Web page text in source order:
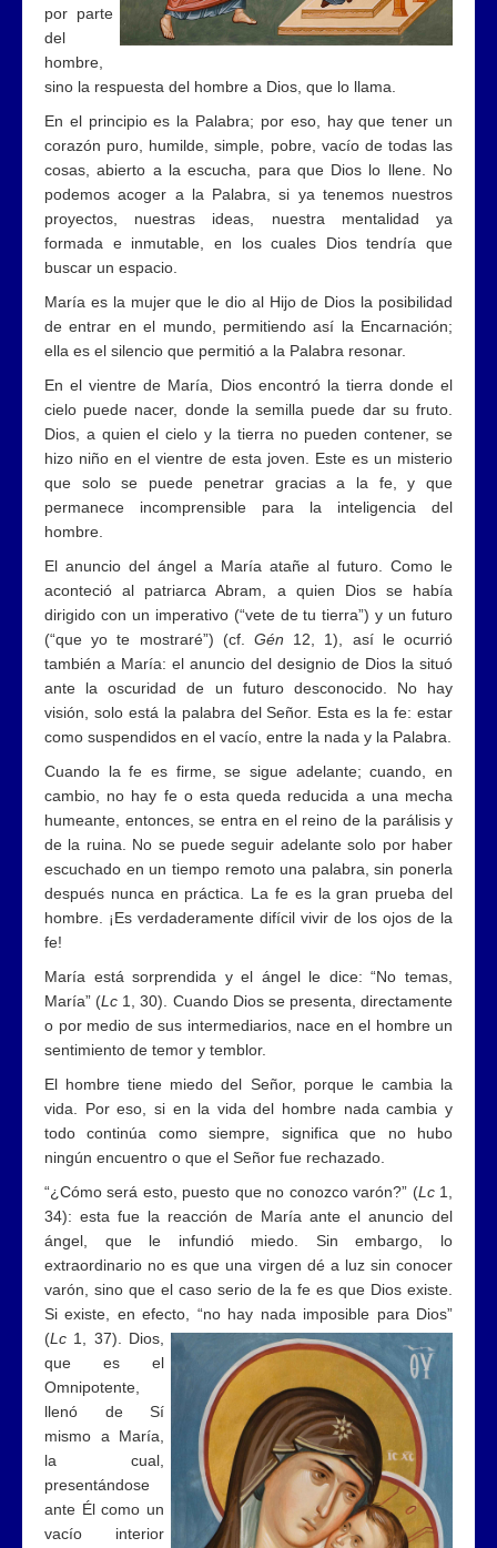
por parte
del
hombre,
sino la respuesta del hombre a Dios, que lo llama.
En el principio es la Palabra; por eso, hay que tener un
corazón puro, humilde, simple, pobre, vacío de todas las
cosas, abierto a la escucha, para que Dios lo llene. No
podemos acoger a la Palabra, si ya tenemos nuestros
proyectos, nuestras ideas, nuestra mentalidad ya
formada e inmutable, en los cuales Dios tendría que
buscar un espacio.
María es la mujer que le dio al Hijo de Dios la posibilidad
de entrar en el mundo, permitiendo así la Encarnación;
ella es el silencio que permitió a la Palabra resonar.
En el vientre de María, Dios encontró la tierra donde el
cielo puede nacer, donde la semilla puede dar su fruto.
Dios, a quien el cielo y la tierra no pueden contener, se
hizo niño en el vientre de esta joven. Este es un misterio
que solo se puede penetrar gracias a la fe, y que
permanece incomprensible para la inteligencia del
hombre.
El anuncio del ángel a María atañe al futuro. Como le
aconteció al patriarca Abram, a quien Dios se había
dirigido con un imperativo (“vete de tu tierra”) y un futuro
(“que yo te mostraré”) (cf. Gén 12, 1), así le ocurrió
también a María: el anuncio del designio de Dios la situó
ante la oscuridad de un futuro desconocido. No hay
visión, solo está la palabra del Señor. Esta es la fe: estar
como suspendidos en el vacío, entre la nada y la Palabra.
Cuando la fe es firme, se sigue adelante; cuando, en
cambio, no hay fe o esta queda reducida a una mecha
humeante, entonces, se entra en el reino de la parálisis y
de la ruina. No se puede seguir adelante solo por haber
escuchado en un tiempo remoto una palabra, sin ponerla
después nunca en práctica. La fe es la gran prueba del
hombre. ¡Es verdaderamente difícil vivir de los ojos de la
fe!
María está sorprendida y el ángel le dice: “No temas,
María” (Lc 1, 30). Cuando Dios se presenta, directamente
o por medio de sus intermediarios, nace en el hombre un
sentimiento de temor y temblor.
El hombre tiene miedo del Señor, porque le cambia la
vida. Por eso, si en la vida del hombre nada cambia y
todo continúa como siempre, significa que no hubo
ningún encuentro o que el Señor fue rechazado.
“¿Cómo será esto, puesto que no conozco varón?” (Lc1,
34): esta fue la reacción de María ante el anuncio del
ángel, que le infundió miedo. Sin embargo, lo
extraordinario no es que una virgen dé a luz sin conocer
varón, sino que el caso serio de la fe es que Dios existe.
Si existe, en efecto, “no hay nada imposible para Dios”
(Lc 1, 37). Dios,
que es el
Omnipotente,
llenó de Sí
mismo a María,
la cual,
presentándose
ante Él como un
vacío interior